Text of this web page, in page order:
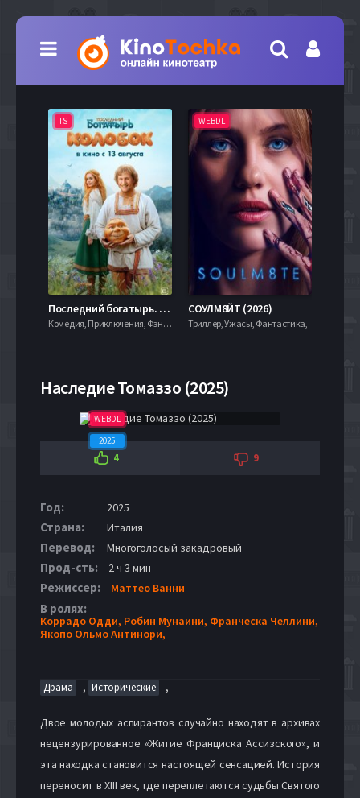
TS
Последний богатырь. Колобок (2026)
Комедия, Приключения, Фэнтези,
WEBDL
СОУЛМ8ЙТ (2026)
Триллер, Ужасы, Фантастика,
Наследие Томаззо (2025)
WEBDL
2025
4 9
Год: 2025
Страна: Италия
Перевод: Многоголосый закадровый
Прод-сть: 2 ч 3 мин
Режиссер: Маттео Ванни
В ролях:
Коррадо Одди, Робин Мунаини, Франческа Челлини,
Якопо Ольмо Антинори,
Драма , Исторические ,
Двое молодых аспирантов случайно находят в архивах
нецензурированное «Житие Франциска Ассизского», и
эта находка становится настоящей сенсацией. История
переносит в XIII век, где переплетаются судьбы Святого